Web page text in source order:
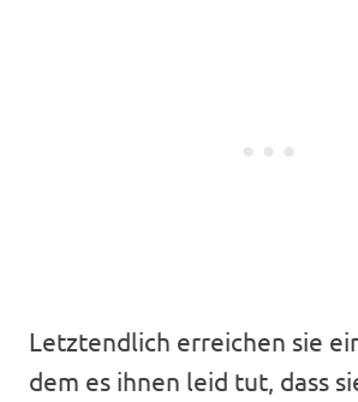
Letztendlich erreichen sie
dem es ihnen leid tut, dass